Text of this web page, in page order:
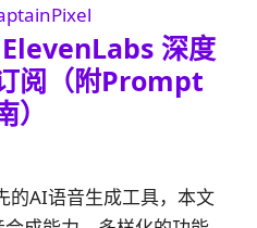
深度
阅（附Prompt
的AI语音生成工具，本文